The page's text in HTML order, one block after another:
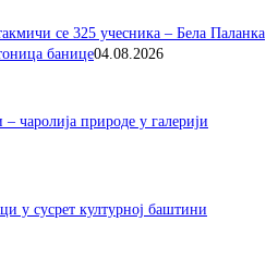
се 325 учесника – Бела Паланка
банице04.08.2026
чаролија природе у галерији
у сусрет културној баштини